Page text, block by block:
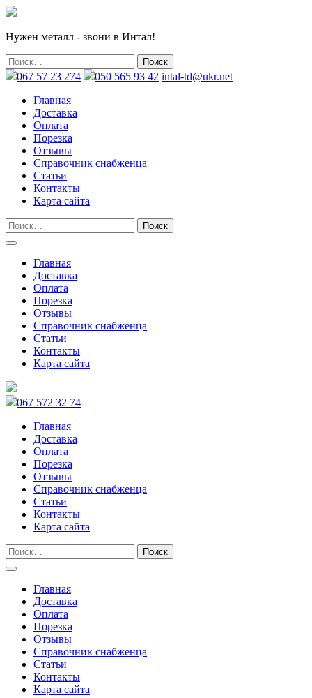
Нужен металл - звони в Интал!
067 57 23 274 050 565 93 42 intal-td@ukr.net
Главная
Доставка
Оплата
Порезка
Отзывы
Справочник снабженца
Статьи
Контакты
Карта сайта
Главная
Доставка
Оплата
Порезка
Отзывы
Справочник снабженца
Статьи
Контакты
Карта сайта
067 572 32 74
Главная
Доставка
Оплата
Порезка
Отзывы
Справочник снабженца
Статьи
Контакты
Карта сайта
Главная
Доставка
Оплата
Порезка
Отзывы
Справочник снабженца
Статьи
Контакты
Карта сайта